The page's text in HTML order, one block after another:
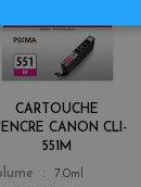
CARTOUCHE
CANON CLI-
551M
g
7.0ml